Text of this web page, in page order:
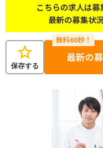
こちらの求人は募
最新の募集状
star
保存する
最新の